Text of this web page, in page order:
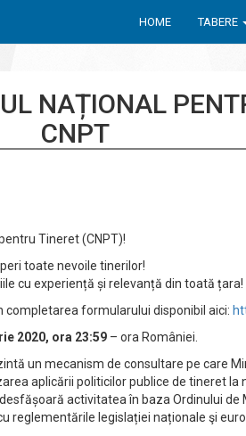
HOME TABERE
NAȚIONAL
CNPT
Tineret (CNPT)!
toate nevoile tinerilor!
cu experiență și relevanță din toată țara!
completarea formularului disponibil aici:
2020, ora 23:59 – ora României.
un mecanism de consultare pe care
aplicării politicilor publice de tineret la
activitatea în baza Ordinului de
reglementările legislației naționale şi